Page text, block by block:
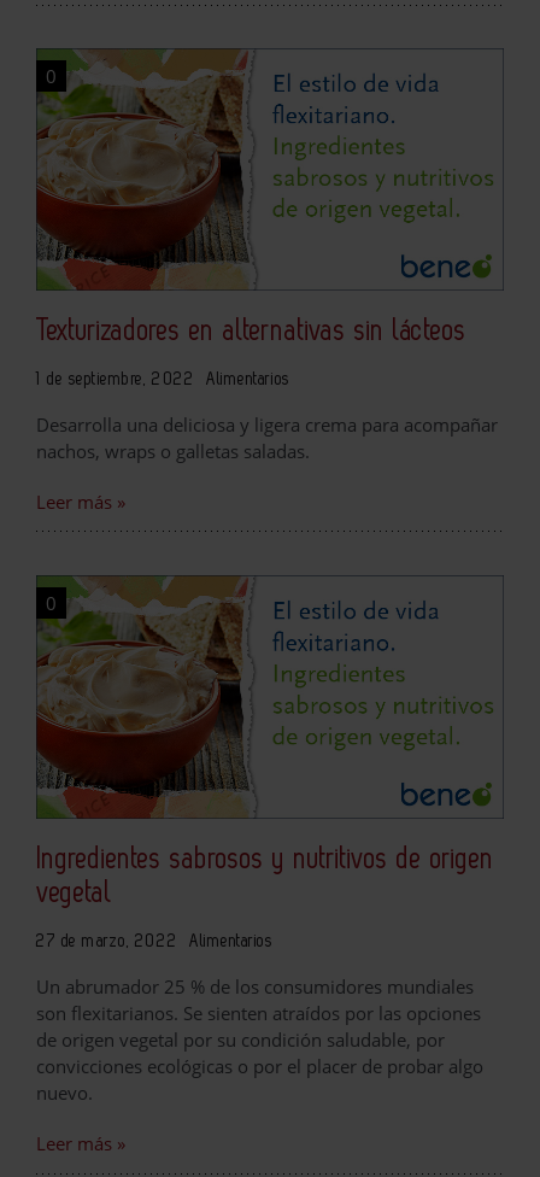
0
Texturizadores en alternativas sin lácteos
1 de septiembre, 2022 Alimentarios
Desarrolla una deliciosa y ligera crema para acompañar
nachos, wraps o galletas saladas.
Leer más »
0
Ingredientes sabrosos y nutritivos de origen
vegetal
27 de marzo, 2022 Alimentarios
Un abrumador 25 % de los consumidores mundiales
son flexitarianos. Se sienten atraídos por las opciones
de origen vegetal por su condición saludable, por
convicciones ecológicas o por el placer de probar algo
nuevo.
Leer más »